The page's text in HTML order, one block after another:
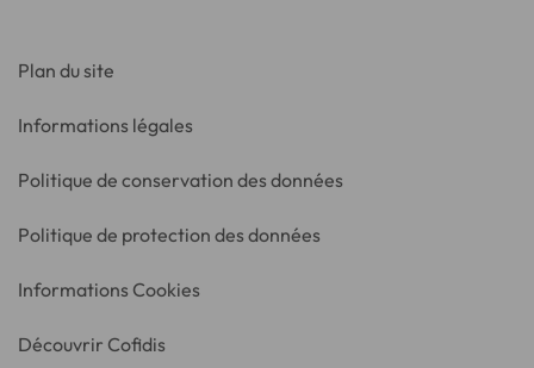
Plan du site
Informations légales
Politique de conservation des données
Politique de protection des données
Informations Cookies
Découvrir Cofidis